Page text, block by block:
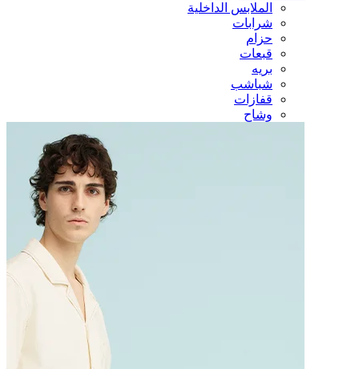
الملابس الداخلية
شرابات
حزام
قبعات
بريه
شباشب
قفازات
وشاح